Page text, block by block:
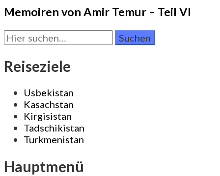
Memoiren von Amir Temur – Teil VI
Suchen
Sie
nach:
Reiseziele
Usbekistan
Kasachstan
Kirgisistan
Tadschikistan
Turkmenistan
Hauptmenü